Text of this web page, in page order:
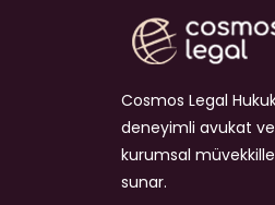
Cosmos Legal
deneyimli avukat
kurumsal
sunar.